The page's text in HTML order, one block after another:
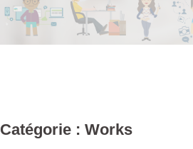
Catégorie : Works